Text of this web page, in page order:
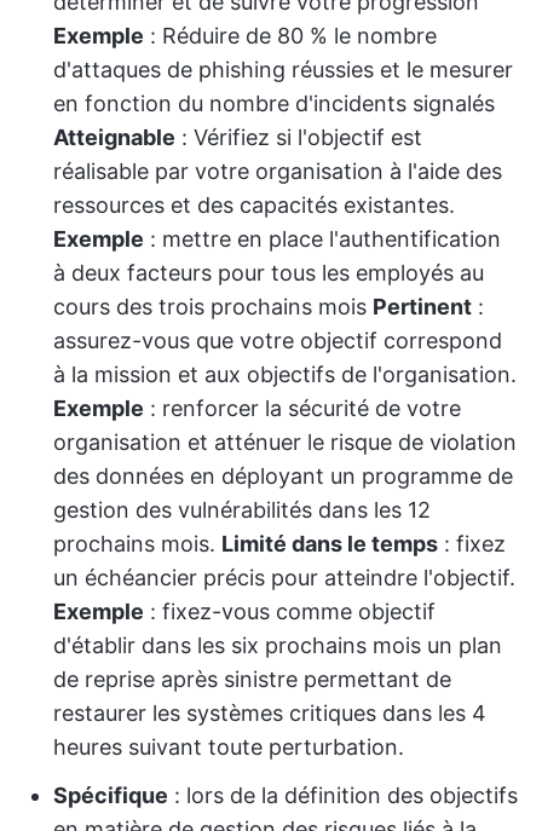
Exemple : Réduire de 80 % le nombre
d'attaques de phishing réussies et le mesurer
en fonction du nombre d'incidents signalés
Atteignable : Vérifiez si l'objectif est
réalisable par votre organisation à l'aide des
ressources et des capacités existantes.
Exemple : mettre en place l'authentification
à deux facteurs pour tous les employés au
cours des trois prochains mois Pertinent :
assurez-vous que votre objectif correspond
à la mission et aux objectifs de l'organisation.
Exemple : renforcer la sécurité de votre
organisation et atténuer le risque de violation
des données en déployant un programme de
gestion des vulnérabilités dans les 12
prochains mois. Limité dans le temps : fixez
un échéancier précis pour atteindre l'objectif.
Exemple : fixez-vous comme objectif
d'établir dans les six prochains mois un plan
de reprise après sinistre permettant de
restaurer les systèmes critiques dans les 4
heures suivant toute perturbation.
Spécifique : lors de la définition des objectifs